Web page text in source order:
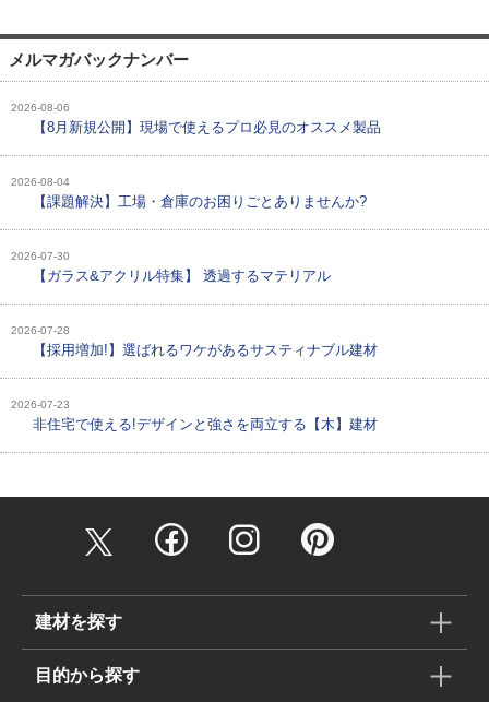
メルマガバックナンバー
2026-08-06
【8月新規公開】現場で使えるプロ必見のオススメ製品
2026-08-04
【課題解決】工場・倉庫のお困りごとありませんか?
2026-07-30
【ガラス&アクリル特集】 透過するマテリアル
2026-07-28
【採用増加!】選ばれるワケがあるサスティナブル建材
2026-07-23
非住宅で使える!デザインと強さを両立する【木】建材
建材を探す
目的から探す